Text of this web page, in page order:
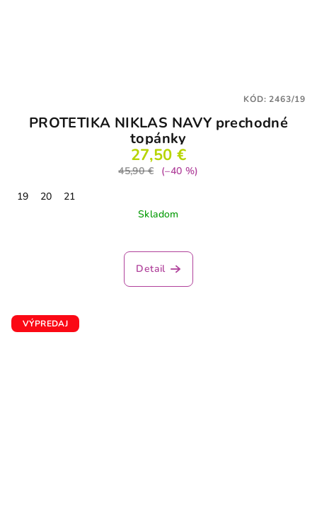
PROTETIKA NIKLAS NAVY prechodné
topánky
27,50 €
45,90 €
(–40 %)
19
20
21
Skladom
hodnotenie
produktu
Detail
KÓD:2463/19
VÝPREDAJ